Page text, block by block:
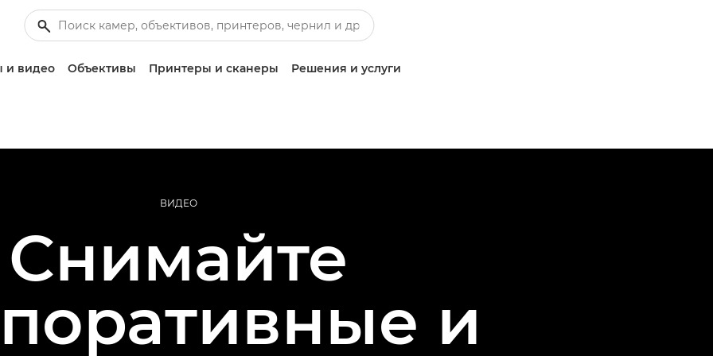
и видео Объективы Принтеры и сканеры Решения и услуги
ВИДЕО
Снимайте
и